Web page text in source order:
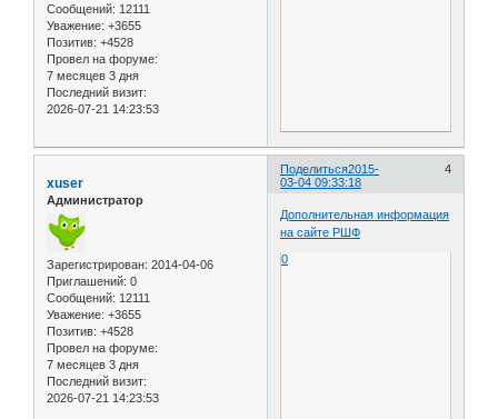
Сообщений: 12111
Уважение: +3655
Позитив: +4528
Провел на форуме:
7 месяцев 3 дня
Последний визит:
2026-07-21 14:23:53
Поделиться 4
2015-
03-04 09:33:18
xuser
Администратор
Зарегистрирован: 2014-04-06
Приглашений: 0
Сообщений: 12111
Уважение: +3655
Позитив: +4528
Провел на форуме:
7 месяцев 3 дня
Последний визит:
2026-07-21 14:23:53
Дополнительная информация
на сайте РШФ
0